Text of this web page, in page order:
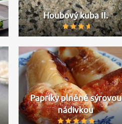
Houbový kuba II.
Papriky plněné sýrovou
nádivkou